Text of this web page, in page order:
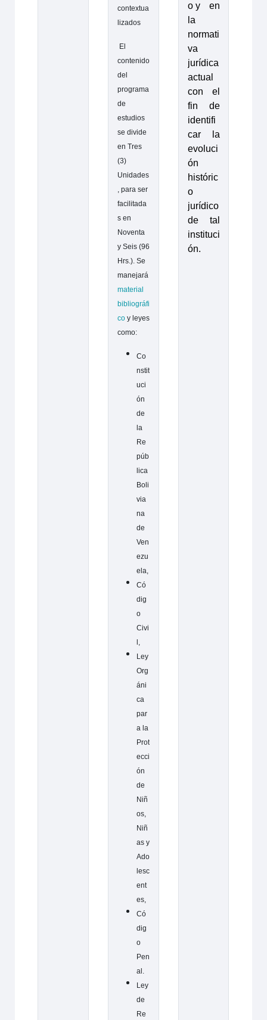
contextua
lizados
El
contenido
del
programa
de
estudios
se divide
en Tres
(3)
Unidades
, para ser
facilitada
s en
Noventa
y Seis (96
Hrs.). Se
manejará
material
bibliográfi
coy leyes
como:
Co
nstit
uci
ón
de
la
Re
púb
lica
Boli
via
na
de
Ven
ezu
ela,
Có
dig
o
Civi
l,
Ley
Org
áni
ca
par
a la
Prot
ecci
ón
de
Niñ
os,
Niñ
as y
Ado
lesc
ent
es,
Có
dig
o
Pen
al.
Ley
de
Re
o y
en
la
normati
va
jurídica
actual
con el
fin de
identifi
car la
evoluci
ón
históric
o
jurídico
de tal
instituci
ón.